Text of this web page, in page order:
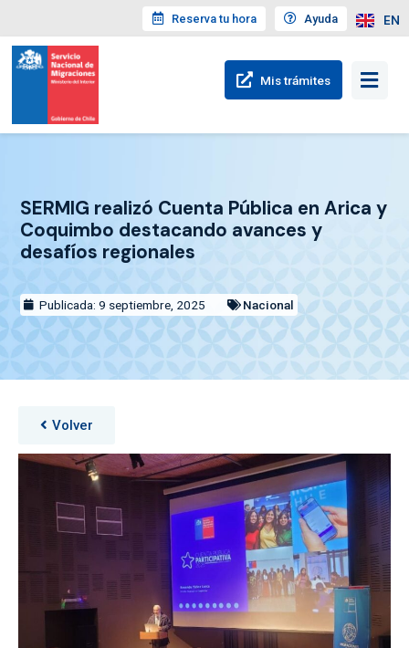
Reserva tu hora Ayuda EN
Mis trámites
SERMIG realizó Cuenta Pública en Arica y
Coquimbo destacando avances y
desafíos regionales
Publicada: 9 septiembre, 2025 Nacional
Volver